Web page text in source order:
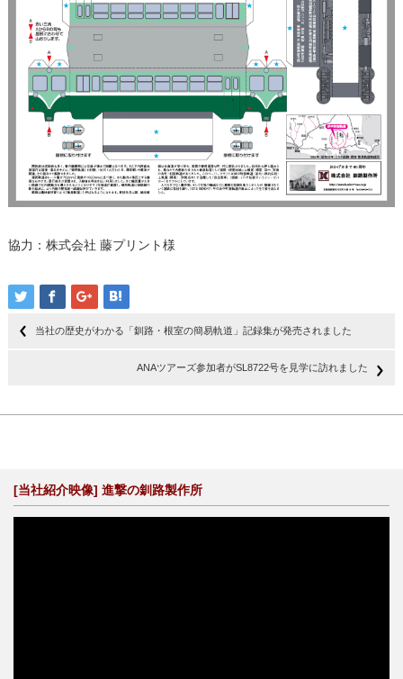
協力：株式会社 藤プリント様
当社の歴史がわかる「釧路・根室の簡易軌道」記録集が発売されました
ANAツアーズ参加者がSL8722号を見学に訪れました
[当社紹介映像] 進撃の釧路製作所